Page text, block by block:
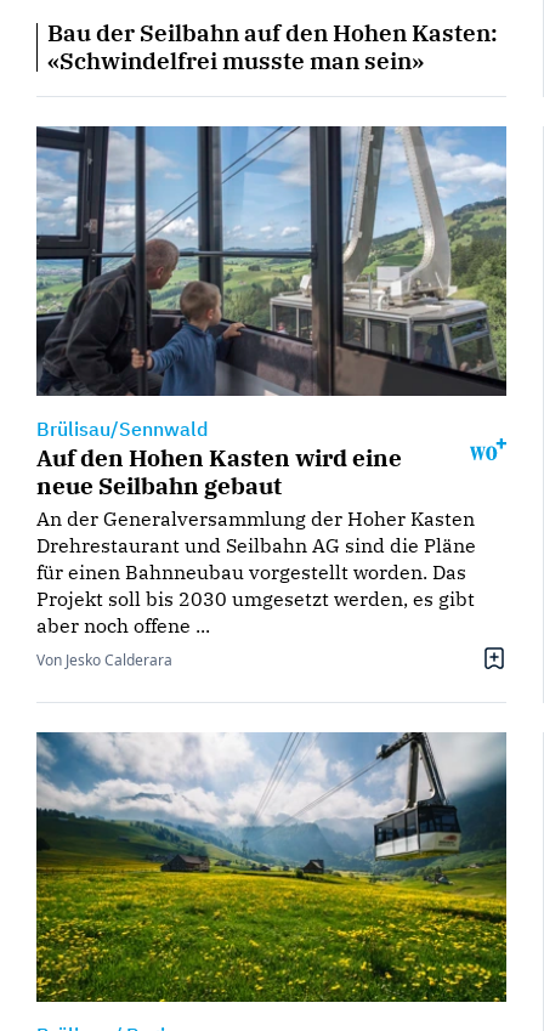
Bau der Seilbahn auf den Hohen Kasten:
«Schwindelfrei musste man sein»
Brülisau/Sennwald
Auf den Hohen Kasten wird eine
neue Seilbahn gebaut
An der Generalversammlung der Hoher Kasten
Drehrestaurant und Seilbahn AG sind die Pläne
für einen Bahnneubau vorgestellt worden. Das
Projekt soll bis 2030 umgesetzt werden, es gibt
aber noch offene ...
Von Jesko Calderara